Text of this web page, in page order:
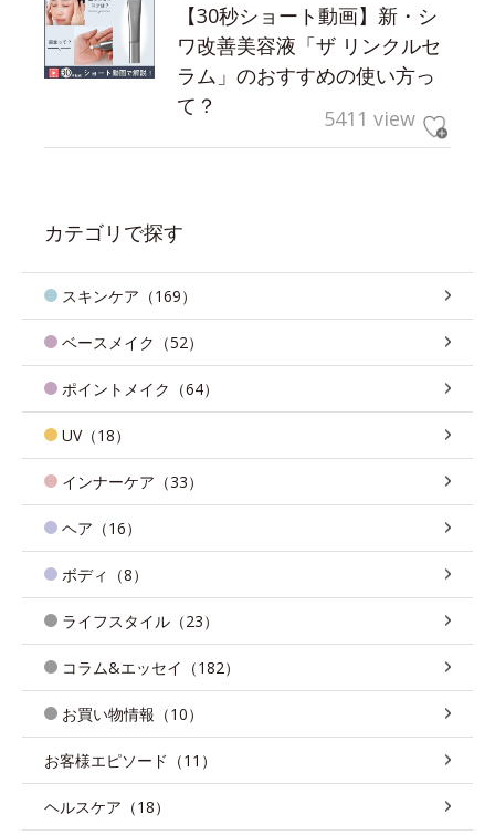
【30秒ショート動画】新・シ
ワ改善美容液「ザ リンクルセ
ラム」のおすすめの使い方っ
て？
5411 view
カテゴリで探す
スキンケア（169）
ベースメイク（52）
ポイントメイク（64）
UV（18）
インナーケア（33）
ヘア（16）
ボディ（8）
ライフスタイル（23）
コラム&エッセイ（182）
お買い物情報（10）
お客様エピソード（11）
ヘルスケア（18）